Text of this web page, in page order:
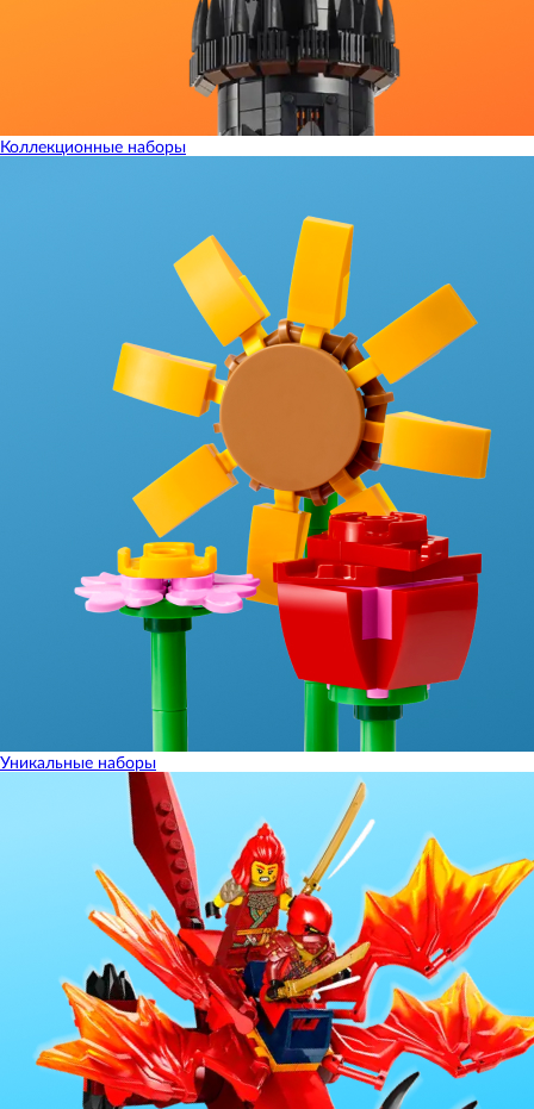
Коллекционные наборы
Уникальные наборы